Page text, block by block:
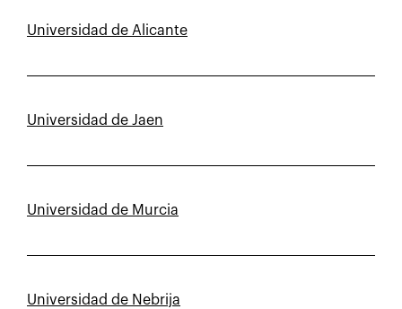
Universidad de Alicante
Universidad de Jaen
Universidad de Murcia
Universidad de Nebrija